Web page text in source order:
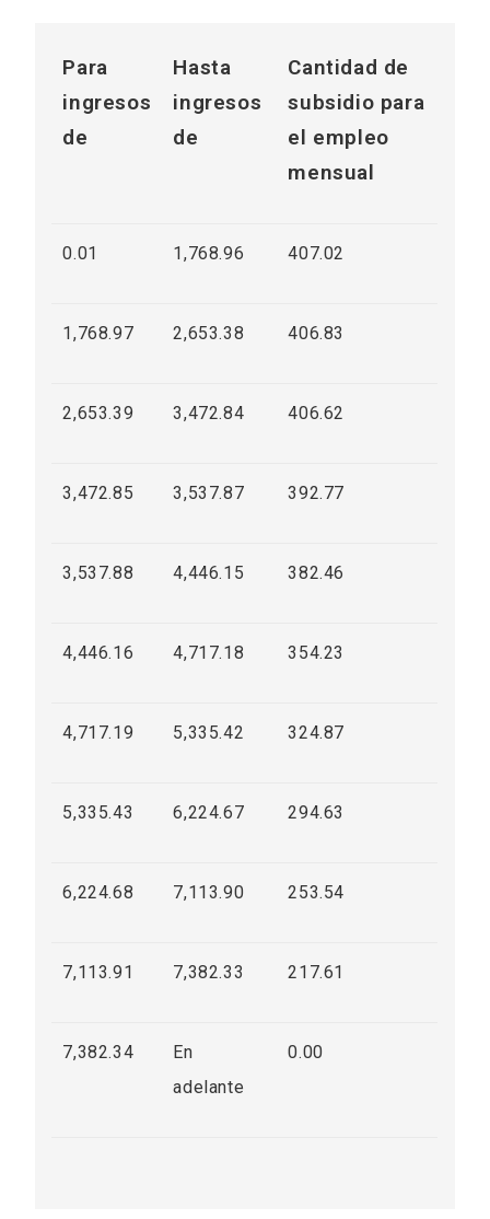
Para
ingresos
de
Hasta
ingresos
de
Cantidad de
subsidio para
el empleo
mensual
0.01 1,768.96 407.02
1,768.97 2,653.38 406.83
2,653.39 3,472.84 406.62
3,472.85 3,537.87 392.77
3,537.88 4,446.15 382.46
4,446.16 4,717.18 354.23
4,717.19 5,335.42 324.87
5,335.43 6,224.67 294.63
6,224.68 7,113.90 253.54
7,113.91 7,382.33 217.61
7,382.34
En
adelante
0.00